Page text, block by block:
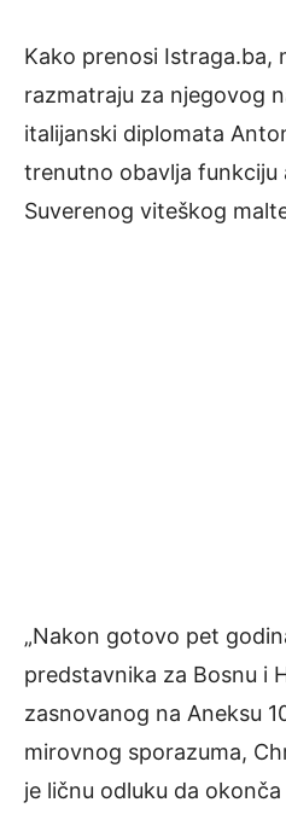
Kako prenosi Istraga.ba,
razmatraju za njegovog
italijanski diplomata
trenutno obavlja funkciju
Suverenog viteškog
„Nakon gotovo pet
predstavnika za Bosnu i
zasnovanog na Aneksu
mirovnog sporazuma,
je ličnu odluku da